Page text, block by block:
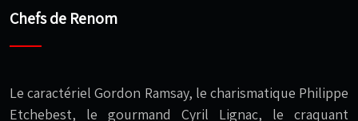
Chefs de Renom
Le caractériel Gordon Ramsay, le charismatique Philippe
Etchebest, le gourmand Cyril Lignac, le craquant